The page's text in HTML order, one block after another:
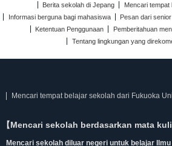
Berita sekolah di Jepang
Mencari tempat
Informasi berguna bagi mahasiswa
Pesan dari senior
Ketentuan Penggunaan
Pemberitahuan
Tentang lingkungan yang
Mencari tempat belajar sekolah dari Fukuoka
【Mencari sekolah berdasarkan mata
Mencari sekolah diluar negeri untuk belajar